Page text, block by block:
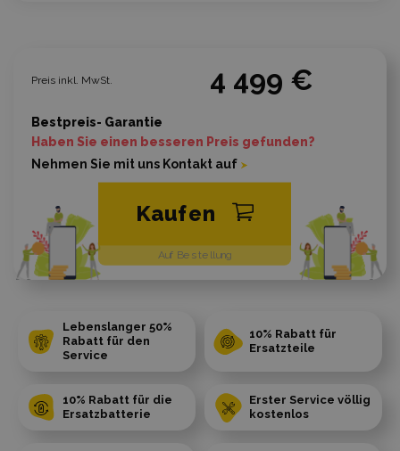
Preis inkl. MwSt. 4 499 €
Auf Bestellung
Kaufen
Bestpreis- Garantie
Haben Sie einen besseren Preis gefunden?
Nehmen Sie mit uns Kontakt auf
Lebenslanger 50%
Rabatt für den
Service
10% Rabatt für
Ersatzteile
10% Rabatt für die
Ersatzbatterie
Erster Service völlig
kostenlos